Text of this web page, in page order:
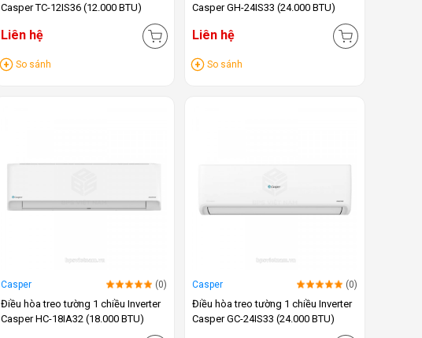
Casper TC-12IS36 (12.000 BTU)
Liên hệ
So sánh
Casper GH-24IS33 (24.000 BTU)
Liên hệ
So sánh
Casper (0)
Điều hòa treo tường 1 chiều Inverter
Casper HC-18IA32 (18.000 BTU)
Casper (0)
Điều hòa treo tường 1 chiều Inverter
Casper GC-24IS33 (24.000 BTU)